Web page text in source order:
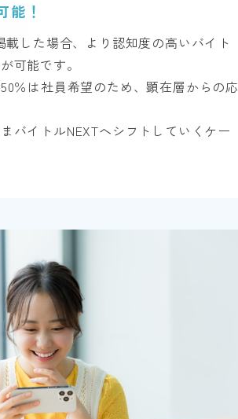
能！
載した場合、より認知度の高いバイト
可能です。
％は社員希望のため、顕在層からの応
バイトルNEXTへシフトしていくケー